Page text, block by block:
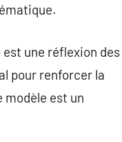
une réflexion des
pour renforcer la
modèle est un